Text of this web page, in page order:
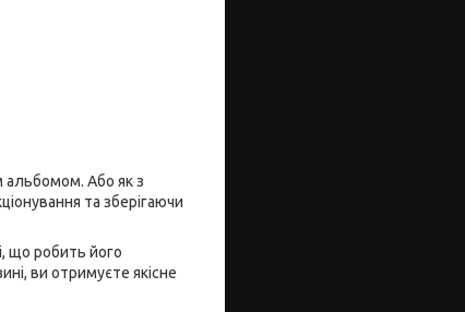
альбомом. Або як з
та зберігаючи
що робить його
ви отримуєте якісне